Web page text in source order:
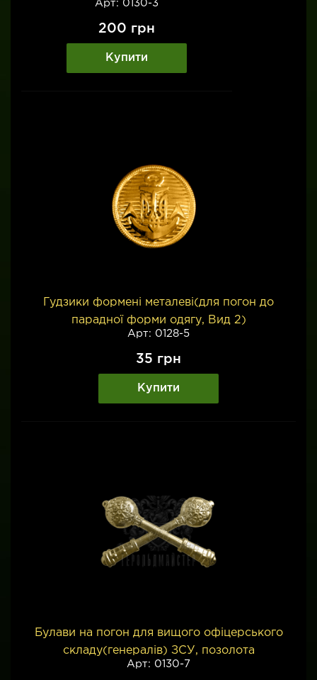
Арт: 0130-3
200 грн
Купити
Гудзики формені металеві(для погон до
парадної форми одягу, Вид 2)
Арт: 0128-5
35 грн
Купити
Булави на погон для вищого офіцерського
складу(генералів) ЗСУ, позолота
Арт: 0130-7